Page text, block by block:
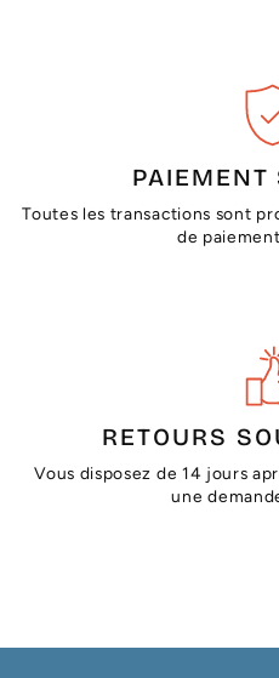
PAIEMENT
Toutes les transactions sont
de
RETOURS
Vous disposez de 14 jours
une